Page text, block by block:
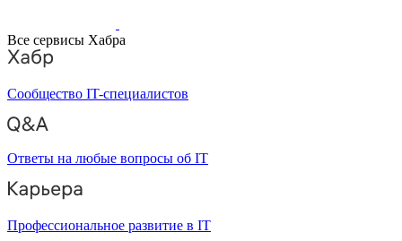
Все сервисы Хабра
Сообщество IT-специалистов
Ответы на любые вопросы об IT
Профессиональное развитие в IT